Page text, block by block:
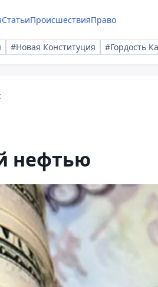
СтатьиПроисшествияПраво
#Новая Конституция #Гордость
нефтью